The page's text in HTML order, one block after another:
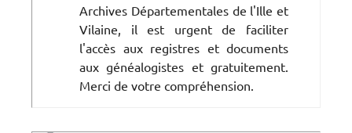
Archives Départementales de l'Ille et
Vilaine, il est urgent de faciliter
l'accès aux registres et documents
aux généalogistes et gratuitement.
Merci de votre compréhension.